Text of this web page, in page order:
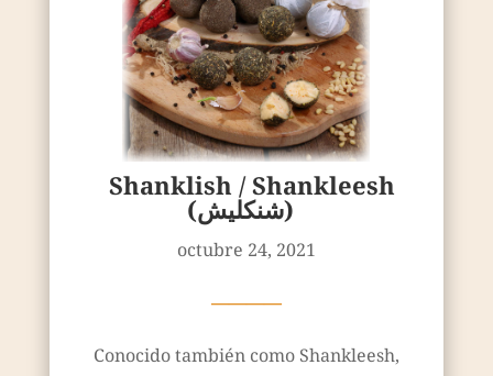
Shanklish / Shankleesh
(شنكليش‎‎)
octubre 24, 2021
————
Conocido también como Shankleesh,